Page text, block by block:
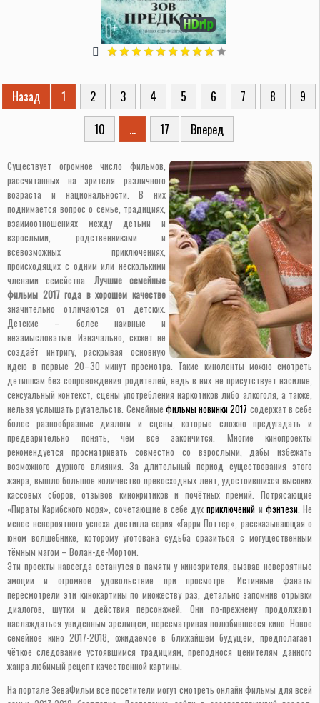
Назад 1 2 3 4 5 6 7 8
9
10
... 17 Вперед
Существует огромное число фильмов,
рассчитанных на зрителя различного
возраста и национальности. В них
поднимается вопрос о семье, традициях,
взаимоотношениях между детьми и
взрослыми, родственниками и
всевозможных приключениях,
происходящих с одним или несколькими
членами семейства. Лучшие семейные
фильмы 2017 года в хорошем качестве
значительно отличаются от детских.
Детские – более наивные и
незамысловатые. Изначально, сюжет не
создаёт интригу, раскрывая основную
идею в первые 20–30 минут просмотра. Такие киноленты можно смотреть
детишкам без сопровождения родителей, ведь в них не присутствует насилие,
сексуальный контекст, сцены употребления наркотиков либо алкоголя, а также,
нельзя услышать ругательств. Семейные фильмы новинки 2017 содержат в себе
более разнообразные диалоги и сцены, которые сложно предугадать и
предварительно понять, чем всё закончится. Многие кинопроекты
рекомендуется просматривать совместно со взрослыми, дабы избежать
возможного дурного влияния. За длительный период существования этого
жанра, вышло большое количество превосходных лент, удостоившихся высоких
кассовых сборов, отзывов кинокритиков и почётных премий. Потрясающие
«Пираты Карибского моря», сочетающие в себе духприключений и фэнтези. Не
менее невероятного успеха достигла серия «Гарри Поттер», рассказывающая о
юном волшебнике, которому уготована судьба сразиться с могущественным
тёмным магом – Волан-де-Мортом.
Эти проекты навсегда останутся в памяти у кинозрителя, вызвав невероятные
эмоции и огромное удовольствие при просмотре. Истинные фанаты
пересмотрели эти кинокартины по множеству раз, детально запомнив отрывки
диалогов, шутки и действия персонажей. Они по-прежнему продолжают
наслаждаться увиденным зрелищем, пересматривая полюбившееся кино. Новое
семейное кино 2017-2018, ожидаемое в ближайшем будущем, предполагает
чёткое следование устоявшимся традициям, преподнося ценителям данного
жанра любимый рецепт качественной картины.
На портале ЗеваФильм все посетители могут смотреть онлайн фильмы для всей